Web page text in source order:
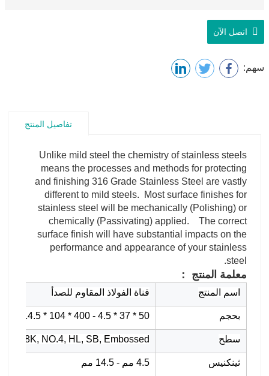
اتصل الآن
سهم:
تفاصيل المنتج
Unlike mild steel the chemistry of stainless steels
means the processes and methods for protecting
and finishing 316 Grade Stainless Steel are vastly
different to mild steels. Most surface finishes for
stainless steel will be mechanically (Polishing) or
chemically (Passivating) applied. The correct
surface finish will have substantial impacts on the
performance and appearance of your stainless
steel.
معلمة المنتج ：
اسم المنتج قناة الفولاذ المقاوم للصدأ
بحجم 50 * 37 * 4.5 - 400 * 104 * 14.5
سطح 6K, 8K, NO.4, HL, SB, Embossed
ثينكنيس 4.5 مم - 14.5 مم